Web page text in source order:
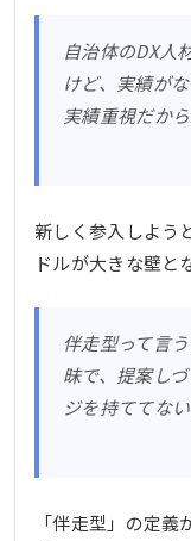
自治体のDX人
けど、実績が
実績重視だか
新しく参入しよう
ドルが大きな壁と
伴走型って言
昧で、提案し
ジを持ててない
「伴走型」の定